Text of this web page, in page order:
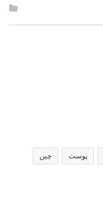
پوست چین